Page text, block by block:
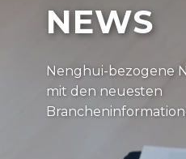
NEWS
Nenghui-bezogene
mit den neuesten